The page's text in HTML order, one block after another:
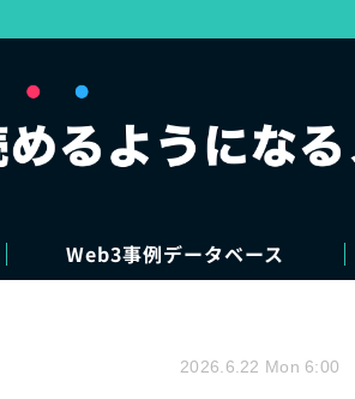
Web3事例データベース
2026.6.22 Mon 6:00